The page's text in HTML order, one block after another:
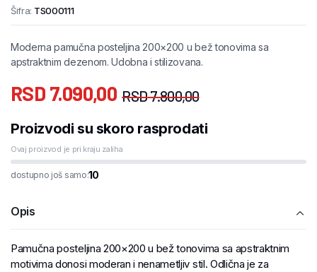
Šifra: TS000111
Moderna pamučna posteljina 200×200 u bež tonovima sa
apstraktnim dezenom. Udobna i stilizovana.
RSD7.800,00
RSD 7.090,00
Proizvodi su skoro rasprodati
Ovaj proizvod je pri kraju zaliha
dostupno još samo:10
Opis
Pamučna posteljina 200×200 u bež tonovima sa apstraktnim
motivima donosi moderan i nenametljiv stil. Odlična je za